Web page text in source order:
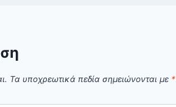
Τα υποχρεωτικά πεδία σημειώνονται με *